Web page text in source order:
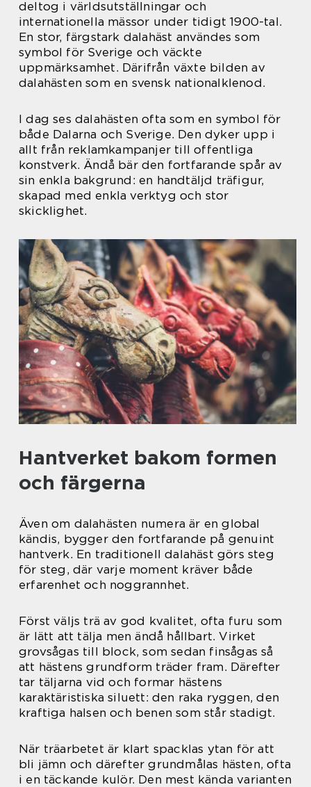
deltog i världsutställningar och
internationella mässor under tidigt 1900-tal.
En stor, färgstark dalahäst användes som
symbol för Sverige och väckte
uppmärksamhet. Därifrån växte bilden av
dalahästen som en svensk nationalklenod.
I dag ses dalahästen ofta som en symbol för
både Dalarna och Sverige. Den dyker upp i
allt från reklamkampanjer till offentliga
konstverk. Ändå bär den fortfarande spår av
sin enkla bakgrund: en handtäljd träfigur,
skapad med enkla verktyg och stor
skicklighet.
Hantverket bakom formen
och färgerna
Även om dalahästen numera är en global
kändis, bygger den fortfarande på genuint
hantverk. En traditionell dalahäst görs steg
för steg, där varje moment kräver både
erfarenhet och noggrannhet.
Först väljs trä av god kvalitet, ofta furu som
är lätt att tälja men ändå hållbart. Virket
grovsågas till block, som sedan finsågas så
att hästens grundform träder fram. Därefter
tar täljarna vid och formar hästens
karaktäristiska siluett: den raka ryggen, den
kraftiga halsen och benen som står stadigt.
När träarbetet är klart spacklas ytan för att
bli jämn och därefter grundmålas hästen, ofta
i en täckande kulör. Den mest kända varianten